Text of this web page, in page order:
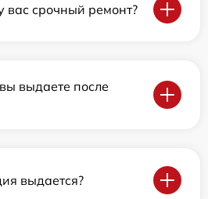
вас срочный ремонт?
выдаете после
выдается?